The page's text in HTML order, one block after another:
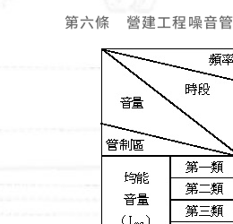
第六條 營建工程噪音管